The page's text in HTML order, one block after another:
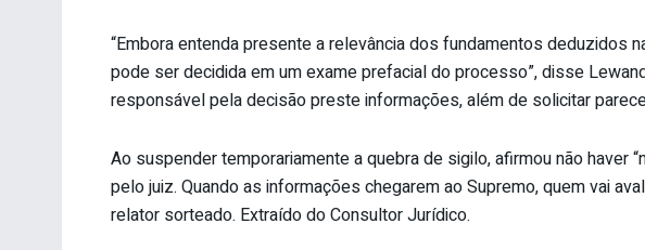
“Embora entenda presente a relevância dos fundamentos deduzidos
pode ser decidida em um exame prefacial do processo”, disse
responsável pela decisão preste informações, além de solicitar
Ao suspender temporariamente a quebra de sigilo, afirmou não haver
pelo juiz. Quando as informações chegarem ao Supremo, quem vai
relator sorteado. Extraído do Consultor Jurídico.